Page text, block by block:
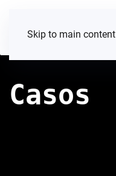
Skip to main content
Casos